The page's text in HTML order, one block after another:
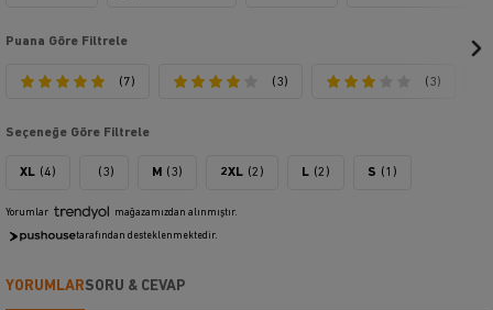
Puana Göre Filtrele
(7) (3) (3)
Seçeneğe Göre Filtrele
XL (4) (3) M (3) 2XL (2) L (2) S (1)
Yorumlar mağazamızdan alınmıştır.
tarafından desteklenmektedir.
YORUMLARSORU & CEVAP